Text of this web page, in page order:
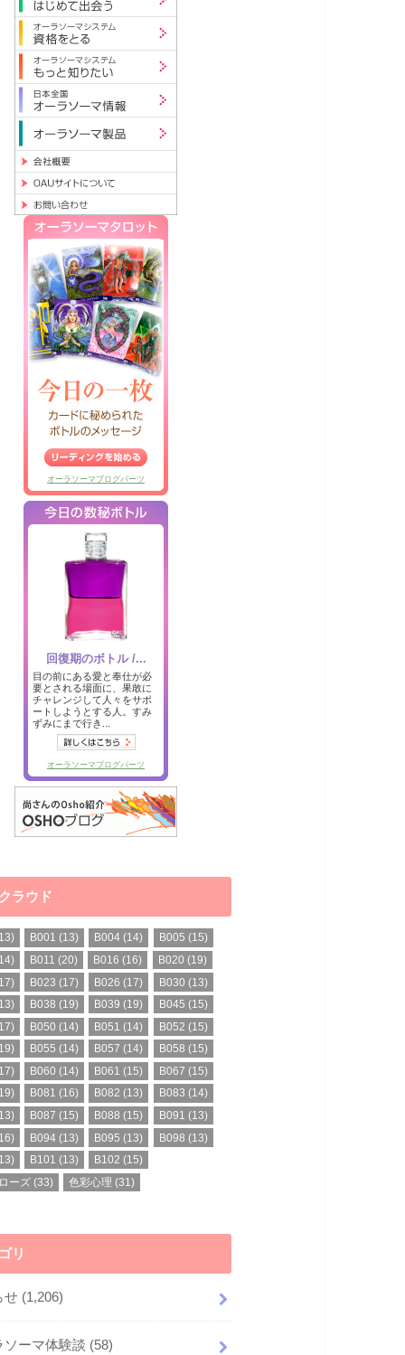
ラウド
B001 (13) B004 (14) B005 (15)
B011 (20) B016 (16) B020 (19)
B023 (17) B026 (17) B030 (13)
B038 (19) B039 (19) B045 (15)
B050 (14) B051 (14) B052 (15)
B055 (14) B057 (14) B058 (15)
B060 (14) B061 (15) B067 (15)
B081 (16) B082 (13) B083 (14)
B087 (15) B088 (15) B091 (13)
B094 (13) B095 (13) B098 (13)
B101 (13) B102 (15)
ーズ (33) 色彩心理 (31)
リ
せ (1,206)
ソーマ体験談 (58)